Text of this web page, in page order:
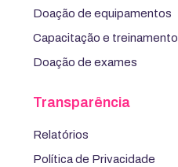
Doação de equipamentos
Capacitação e treinamento
Doação de exames
Transparência
Relatórios
Política de Privacidade